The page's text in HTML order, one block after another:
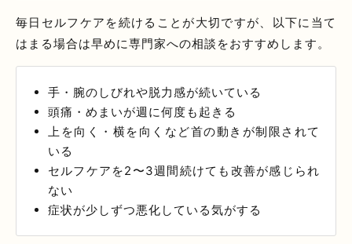
毎日セルフケアを続けることが大切ですが、以下に当て
はまる場合は早めに専門家への相談をおすすめします。
手・腕のしびれや脱力感が続いている
頭痛・めまいが週に何度も起きる
上を向く・横を向くなど首の動きが制限されて
いる
セルフケアを2〜3週間続けても改善が感じられ
ない
症状が少しずつ悪化している気がする